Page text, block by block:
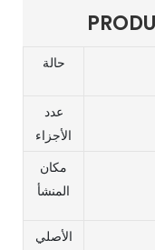
حالة
عدد
الأجزاء
مكان
المنشأ
الأصلي